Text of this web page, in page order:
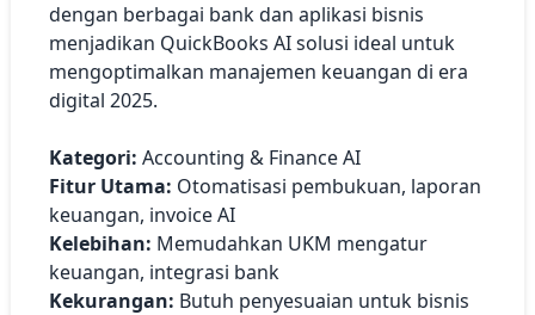
dengan berbagai bank dan aplikasi bisnis
menjadikan QuickBooks AI solusi ideal untuk
mengoptimalkan manajemen keuangan di era
digital 2025.
Kategori: Accounting & Finance AI
Fitur Utama: Otomatisasi pembukuan, laporan
keuangan, invoice AI
Kelebihan: Memudahkan UKM mengatur
keuangan, integrasi bank
Kekurangan: Butuh penyesuaian untuk bisnis